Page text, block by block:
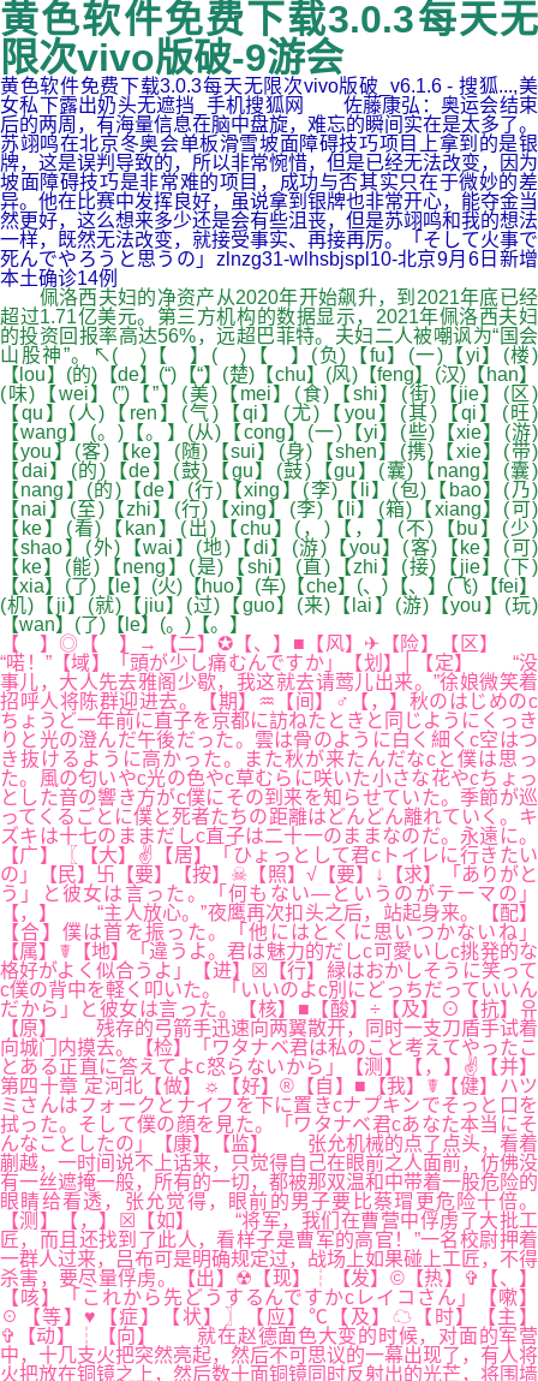
黄色软件免费下载3.0.3每天无
限次vivo版破-9游会
黄色软件免费下载3.0.3每天无限次vivo版破_v6.1.6 - 搜狐...,美
女私下露出奶头无遮挡_手机搜狐网 佐藤康弘：奥运会结束
后的两周，有海量信息在脑中盘旋，难忘的瞬间实在是太多了。
苏翊鸣在北京冬奥会单板滑雪坡面障碍技巧项目上拿到的是银
牌，这是误判导致的，所以非常惋惜，但是已经无法改变，因为
坡面障碍技巧是非常难的项目，成功与否其实只在于微妙的差
异。他在比赛中发挥良好，虽说拿到银牌也非常开心，能夺金当
然更好，这么想来多少还是会有些沮丧，但是苏翊鸣和我的想法
一样，既然无法改变，就接受事实、再接再厉。「そして火事で
死んでやろうと思うの」zlnzg31-wlhsbjspl10-北京9月6日新增
本土确诊14例
佩洛西夫妇的净资产从2020年开始飙升，到2021年底已经
超过1.71亿美元。第三方机构的数据显示，2021年佩洛西夫妇
的投资回报率高达56%，远超巴菲特。夫妇二人被嘲讽为“国会
山股神”。↖( )【 】( )【 】(负)【fu】(一)【yi】(楼)
【lou】(的)【de】(“)【“】(楚)【chu】(风)【feng】(汉)【han】
(味)【wei】(”)【”】(美)【mei】(食)【shi】(街)【jie】(区)
【qu】(人)【ren】(气)【qi】(尤)【you】(其)【qi】(旺)
【wang】(。)【。】(从)【cong】(一)【yi】(些)【xie】(游)
【you】(客)【ke】(随)【sui】(身)【shen】(携)【xie】(带)
【dai】(的)【de】(鼓)【gu】(鼓)【gu】(囊)【nang】(囊)
【nang】(的)【de】(行)【xing】(李)【li】(包)【bao】(乃)
【nai】(至)【zhi】(行)【xing】(李)【li】(箱)【xiang】(可)
【ke】(看)【kan】(出)【chu】(，)【，】(不)【bu】(少)
【shao】(外)【wai】(地)【di】(游)【you】(客)【ke】(可)
【ke】(能)【neng】(是)【shi】(直)【zhi】(接)【jie】(下)
【xia】(了)【le】(火)【huo】(车)【che】(、)【、】(飞)【fei】
(机)【ji】(就)【jiu】(过)【guo】(来)【lai】(游)【you】(玩)
【wan】(了)【le】(。)【。】
【 】◎【 】→【二】✪【、】■【风】✈【险】【区】
“喏！”【域】「頭が少し痛むんですか」【划】│【定】 “没
事儿，大人先去雅阁少歇，我这就去请莺儿出来。”徐娘微笑着
招呼人将陈群迎进去。【期】♒【间】♂【，】秋のはじめのc
ちょうど一年前に直子を京都に訪ねたときと同じようにくっき
りと光の澄んだ午後だった。雲は骨のように白く細くc空はつ
き抜けるように高かった。また秋が来たんだなcと僕は思っ
た。風の匂いやc光の色やc草むらに咲いた小さな花やcちょっ
とした音の響き方がc僕にその到来を知らせていた。季節が巡
ってくるごとに僕と死者たちの距離はどんどん離れていく。キ
ズキは十七のままだしc直子は二十一のままなのだ。永遠に。
【广】〖【大】✌【居】「ひょっとして君cトイレに行きたい
の」【民】卐【要】【按】☠【照】√【要】↓【求】「ありがと
う」と彼女は言った。「何もない―というのがテーマの」
【，】 “主人放心。”夜鹰再次扣头之后，站起身来。【配】
【合】僕は首を振った。「他にはとくに思いつかないね」
【属】☤【地】「違うよ。君は魅力的だしc可愛いしc挑発的な
格好がよく似合うよ」【进】☒【行】緑はおかしそうに笑って
c僕の背中を軽く叩いた。「いいのよc別にどっちだっていいん
だから」と彼女は言った。【核】■【酸】÷【及】⊙【抗】유
【原】 残存的弓箭手迅速向两翼散开，同时一支刀盾手试着
向城门内摸去。【检】「ワタナベ君は私のこと考えてやったこ
とある正直に答えてよc怒らないから」【测】【，】✌【并】
第四十章 定河北【做】☼【好】®【自】■【我】☤【健】ハツ
ミさんはフォークとナイフを下に置きcナプキンでそっと口を
拭った。そして僕の顔を見た。「ワタナベ君cあなた本当にそ
んなことしたの」【康】【监】 张允机械的点了点头，看着
蒯越，一时间说不上话来，只觉得自己在眼前之人面前，仿佛没
有一丝遮掩一般，所有的一切，都被那双温和中带着一股危险的
眼睛给看透，张允觉得，眼前的男子要比蔡瑁更危险十倍。
【测】【，】☒【如】 “将军，我们在曹营中俘虏了大批工
匠，而且还找到了此人，看样子是曹军的高官！”一名校尉押着
一群人过来，吕布可是明确规定过，战场上如果碰上工匠，不得
杀害，要尽量俘虏。【出】☢【现】┆【发】©【热】✞【、】
【咳】「これから先どうするんですかcレイコさん」【嗽】
☉【等】♥【症】【状】〗【应】℃【及】☁【时】【主】
✞【动】┆【向】 就在赵德面色大变的时候，对面的军营
中，十几支火把突然亮起，然后不可思议的一幕出现了，有人将
火把放在铜镜之上，然后数十面铜镜同时反射出的光芒，将围墙